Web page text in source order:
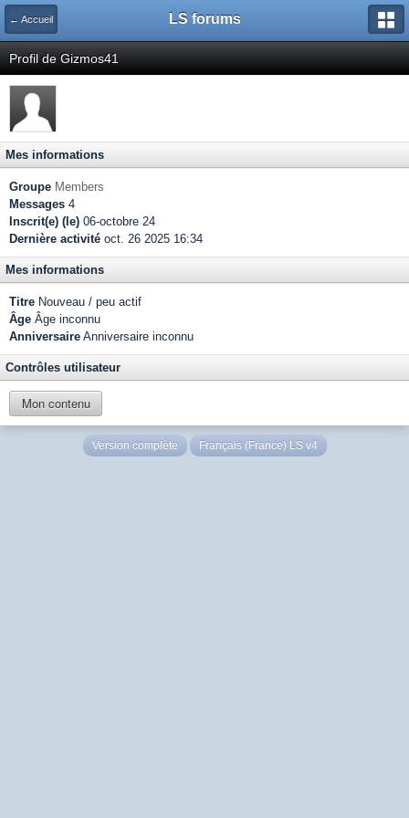
← Accueil LS forums
Profil de Gizmos41
Mes informations
Groupe Members
Messages 4
Inscrit(e) (le) 06-octobre 24
Dernière activité oct. 26 2025 16:34
Mes informations
Titre Nouveau / peu actif
Âge Âge inconnu
Anniversaire Anniversaire inconnu
Contrôles utilisateur
Mon contenu
Version complète Français (France) LS v4